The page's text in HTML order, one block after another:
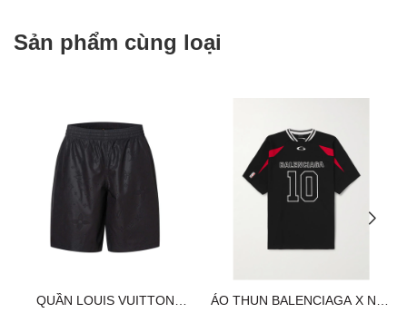
Sản phẩm cùng loại
QUẦN LOUIS VUITTON
ÁO THUN BALENCIAGA X NBA